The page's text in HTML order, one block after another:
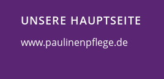
UNSERE HAUPTSEITE
www.paulinenpflege.de